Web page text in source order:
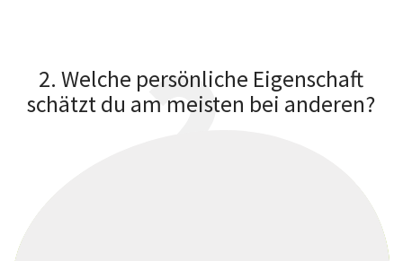
2
2. Welche persönliche Eigenschaft
schätzt du am meisten bei anderen?